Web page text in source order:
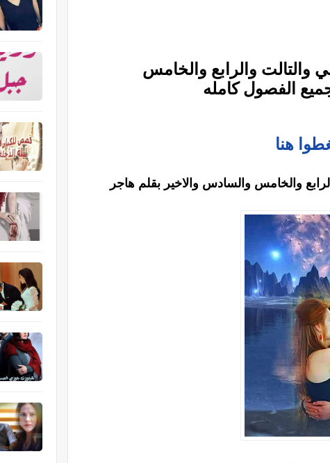
والتالت والرابع والخامس
الفصول كامله
هنا
والخامس والسادس والاخير بقلم هاجر